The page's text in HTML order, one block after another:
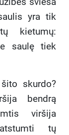
yra tik
kietumų:
saulę tiek
skurdo?
bendrą
viršija
tų